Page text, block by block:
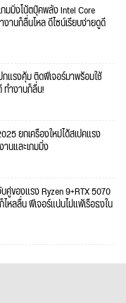
มมิ่งโน้ตบุ๊คพลัง Intel Core
งานก็ลื่นไหล ดีไซน์เรียบง่ายดูดี
แรงคุ้ม ติดฟีเจอร์มาพร้อมใช้
ทำงานก็ลื่น!
ยกเครื่องใหม่ได้สเปคแรง
นและเกมมิ่ง
คู่ของแรง Ryzen 9+RTX 5070
หลลื่น ฟีเจอร์แน่นไม่แพ้เรือธงใน